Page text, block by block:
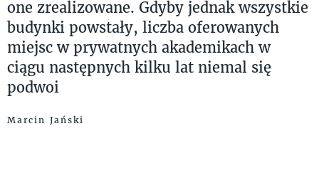
one zrealizowane. Gdyby jednak wszystkie
budynki powstały, liczba oferowanych
miejsc w prywatnych akademikach w
ciągu następnych kilku lat niemal się
podwoi
Marcin Jański